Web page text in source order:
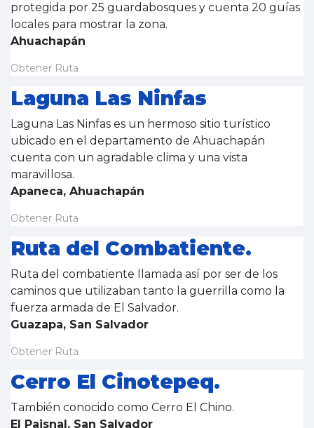
protegida por 25 guardabosques y cuenta 20 guías
locales para mostrar la zona.
Ahuachapán
Obtener Ruta
Laguna Las Ninfas
Laguna Las Ninfas es un hermoso sitio turístico
ubicado en el departamento de Ahuachapán
cuenta con un agradable clima y una vista
maravillosa.
Apaneca, Ahuachapán
Obtener Ruta
Ruta del Combatiente.
Ruta del combatiente llamada así por ser de los
caminos que utilizaban tanto la guerrilla como la
fuerza armada de El Salvador.
Guazapa, San Salvador
Obtener Ruta
Cerro El Cinotepeq.
También conocido como Cerro El Chino.
El Paisnal, San Salvador